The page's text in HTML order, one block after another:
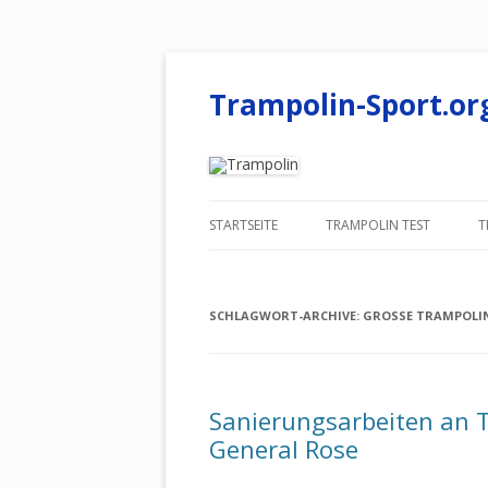
Trampolin-
STARTSEITE TRAMPOLIN TEST
FÜRS KINDERZIMMER
FITNESS TRAMPOLIN FÜR
SCHLAGWORT-ARCHIVE: GROSSE TRAMPOLIN
Sanierungsarbeiten an
General Rose